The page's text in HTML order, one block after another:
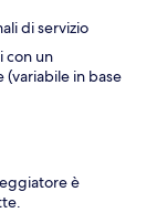
di servizio
con un
(variabile in base
è